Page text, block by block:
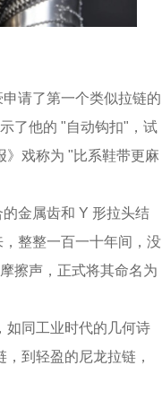
请了第一个类似拉链的
了他的 "自动钩扣"，试
》戏称为 "比系鞋带更麻
金属齿和 Y 形拉头结
整整一百一十年间，没
擦声，正式将其命名为
如同工业时代的几何诗
，到轻盈的尼龙拉链，